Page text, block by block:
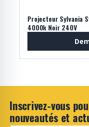
Projecteur Sylvania
4000k Noir 240V
Inscrivez-vous
nouveautés et